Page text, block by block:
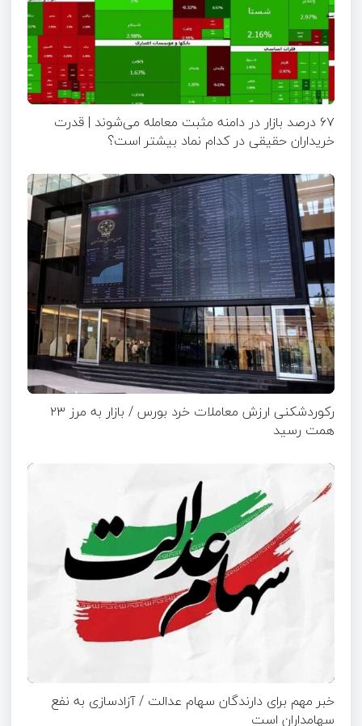
۶۷ درصد بازار در دامنه مثبت معامله می‌شوند | قدرت
خریداران حقیقی در کدام نماد بیشتر است؟
رکوردشکنی ارزش معاملات خرد بورس / بازار به مرز ۲۳
همت رسید
خبر مهم برای دارندگان سهام عدالت / آزادسازی به نفع
سهامداران است